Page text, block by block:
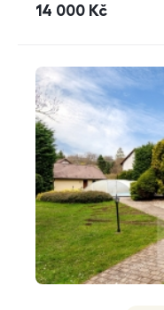
cena
14 000 Kč